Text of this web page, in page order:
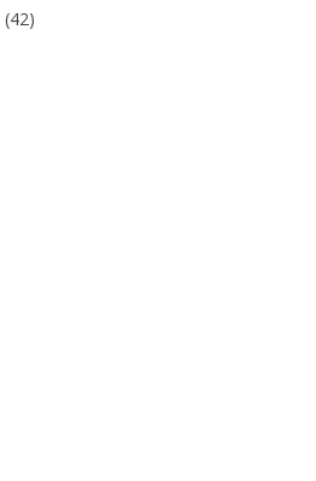
(42)